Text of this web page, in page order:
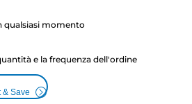
qualsiasi momento
e la frequenza dell'ordine
& Save